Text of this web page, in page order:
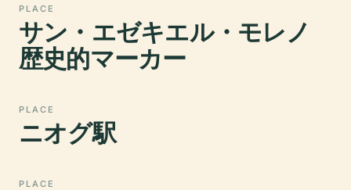
PLACE
サン・エゼキエル・モレノ
歴史的マーカー
PLACE
ニオグ駅
PLACE